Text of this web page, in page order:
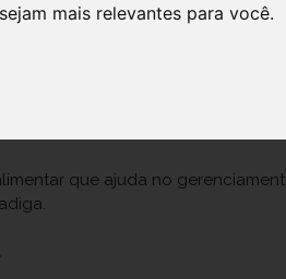
mais relevantes para você.
XAR 200 ML
que ajuda no